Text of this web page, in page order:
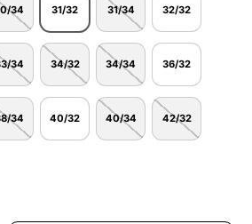
34 31/32 31/34 32/32
34 34/32 34/34 36/32
34 40/32 40/34 42/32